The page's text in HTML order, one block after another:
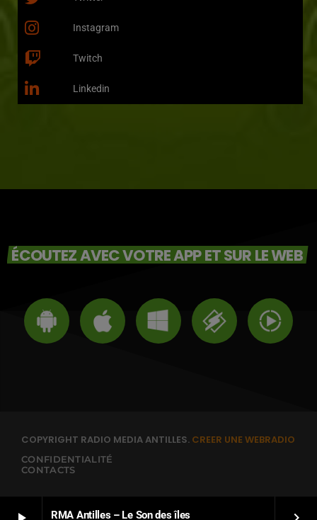
RMA Antilles – Le Son des îles
Instagram
Twitch
Linkedin
ÉCOUTEZ AVEC VOTRE APP ET SUR LE WEB
COPYRIGHT RADIO MEDIA ANTILLES. CREER UNE WEBRADIO
CONFIDENTIALITÉ
CONTACTS